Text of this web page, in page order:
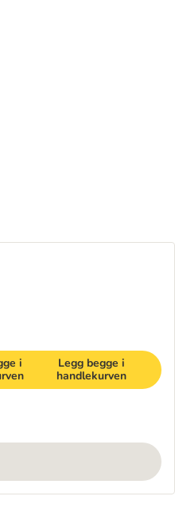
i
Legg begge i
handlekurven